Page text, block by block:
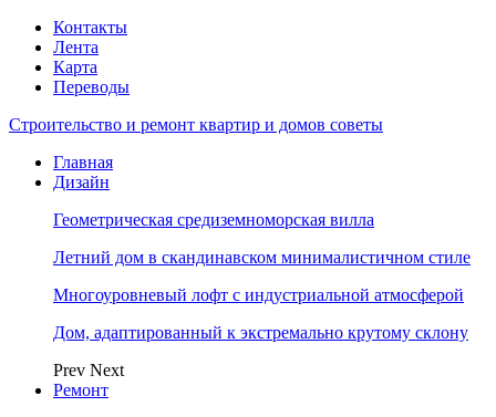
Контакты
Лента
Карта
Переводы
Строительство и ремонт квартир и домов советы
Главная
Дизайн
Геометрическая средиземноморская вилла
Летний дом в скандинавском минималистичном стиле
Многоуровневый лофт с индустриальной атмосферой
Дом, адаптированный к экстремально крутому склону
Prev Next
Ремонт